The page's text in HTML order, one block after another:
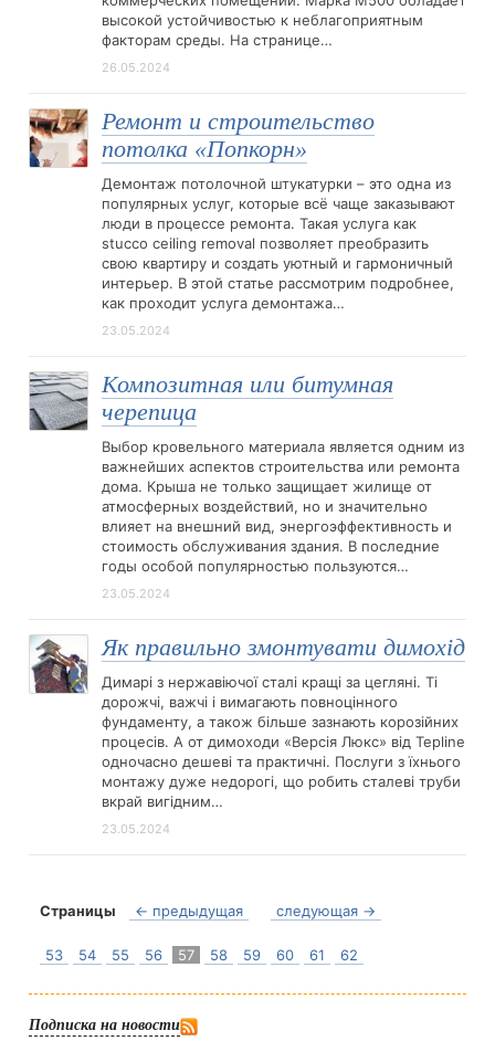
высокой устойчивостью к неблагоприятным
факторам среды. На странице…
26.05.2024
Ремонт и строительство
потолка «Попкорн»
Демонтаж потолочной штукатурки – это одна из
популярных услуг, которые всё чаще заказывают
люди в процессе ремонта. Такая услуга как
stucco ceiling removal позволяет преобразить
свою квартиру и создать уютный и гармоничный
интерьер. В этой статье рассмотрим подробнее,
как проходит услуга демонтажа…
23.05.2024
Композитная или битумная
черепица
Выбор кровельного материала является одним из
важнейших аспектов строительства или ремонта
дома. Крыша не только защищает жилище от
атмосферных воздействий, но и значительно
влияет на внешний вид, энергоэффективность и
стоимость обслуживания здания. В последние
годы особой популярностью пользуются…
23.05.2024
Як правильно змонтувати димохід
Димарі з нержавіючої сталі кращі за цегляні. Ті
дорожчі, важчі і вимагають повноцінного
фундаменту, а також більше зазнають корозійних
процесів. А от димоходи «Версія Люкс» від Tepline
одночасно дешеві та практичні. Послуги з їхнього
монтажу дуже недорогі, що робить сталеві труби
вкрай вигідним…
23.05.2024
Страницы ← предыдущая следующая →
53 54 55 56 57 58 59 60 61 62
Подписка на новости